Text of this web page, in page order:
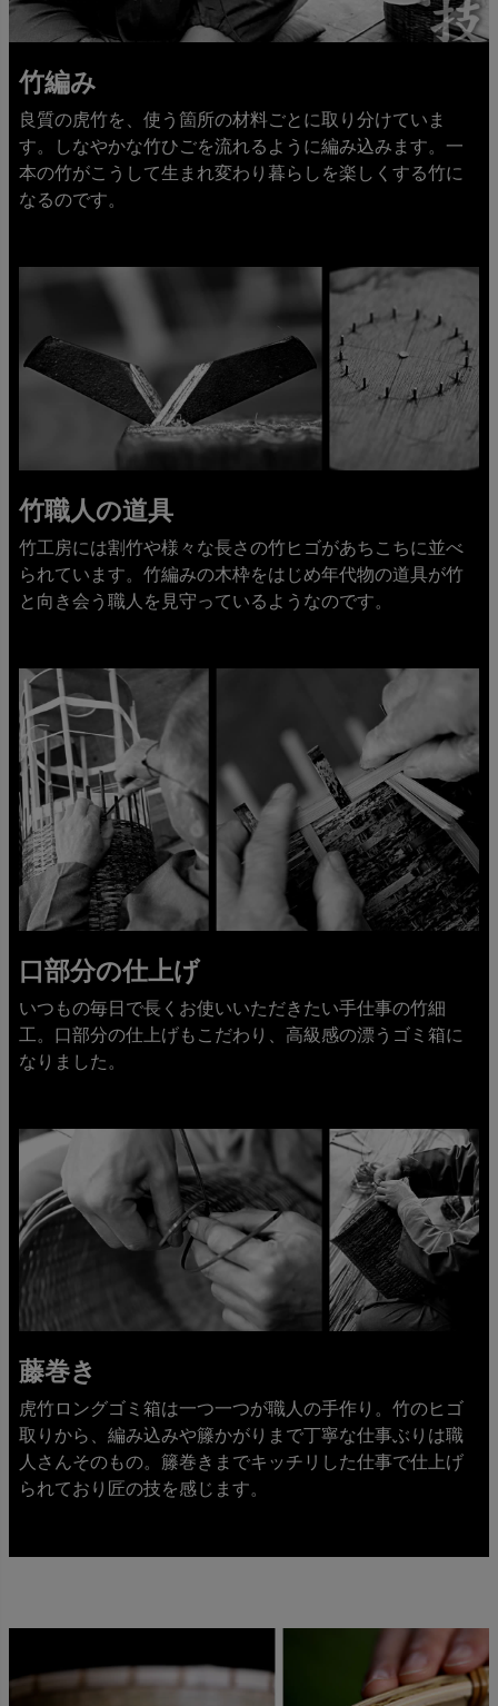
竹編み
良質の虎竹を、使う箇所の材料ごとに取り分けていま
す。しなやかな竹ひごを流れるように編み込みます。一
本の竹がこうして生まれ変わり暮らしを楽しくする竹に
なるのです。
竹職人の道具
竹工房には割竹や様々な長さの竹ヒゴがあちこちに並べ
られています。竹編みの木枠をはじめ年代物の道具が竹
と向き会う職人を見守っているようなのです。
口部分の仕上げ
いつもの毎日で長くお使いいただきたい手仕事の竹細
工。口部分の仕上げもこだわり、高級感の漂うゴミ箱に
なりました。
藤巻き
虎竹ロングゴミ箱は一つ一つが職人の手作り。竹のヒゴ
取りから、編み込みや籐かがりまで丁寧な仕事ぶりは職
人さんそのもの。籐巻きまでキッチリした仕事で仕上げ
られており匠の技を感じます。